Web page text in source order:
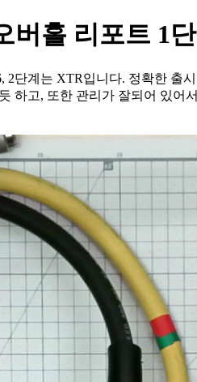
버홀 리포트 1
단계는 XTR입니다. 정확한 출
하고, 또한 관리가 잘되어 있